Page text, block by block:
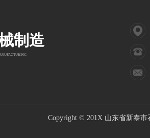
Copyright © 201X 山东省新泰市
制造